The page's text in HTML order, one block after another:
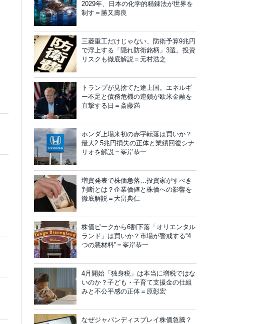
2029年、日本の化学的精錬法が世界を
制す＝勝又壽良
三菱重工だけじゃない、防衛予算9兆円
で浮上する「隠れ防衛銘柄」3選。投資
リスクも徹底解説＝元村浩之
トランプが見捨てた途上国。エネルギ
ー不足と債務危機の連鎖が欧米金融を
直撃する日＝斎藤満
ホンダ上場来初の赤字転落は買いか？
最大2.5兆円損失の正体と業績回復シナ
リオを解説＝峯岸恭一
増資発表で株価急落…投資家がすべき
判断とは？企業価値と株価への影響を
徹底解説＝大畠典仁
株価ピークから6割下落「オリエンタル
ランド」は買いか？市場が警戒する“4
つの悪材料”＝峯岸恭一
4月開始「独身税」は本当に増税ではな
いのか？子ども・子育て支援金の仕組
みと不公平感の正体＝原彰宏
なぜジャパンディスプレイ株価急騰？